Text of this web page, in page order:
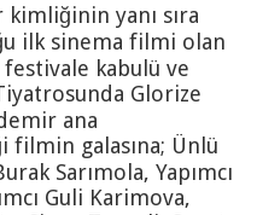
kimliğinin yanı sıra
ilk sinema filmi olan
festivale kabulü ve
Glorize
ana
filmin galasına; Ünlü
Sarımola, Yapımcı
Guli Karimova,